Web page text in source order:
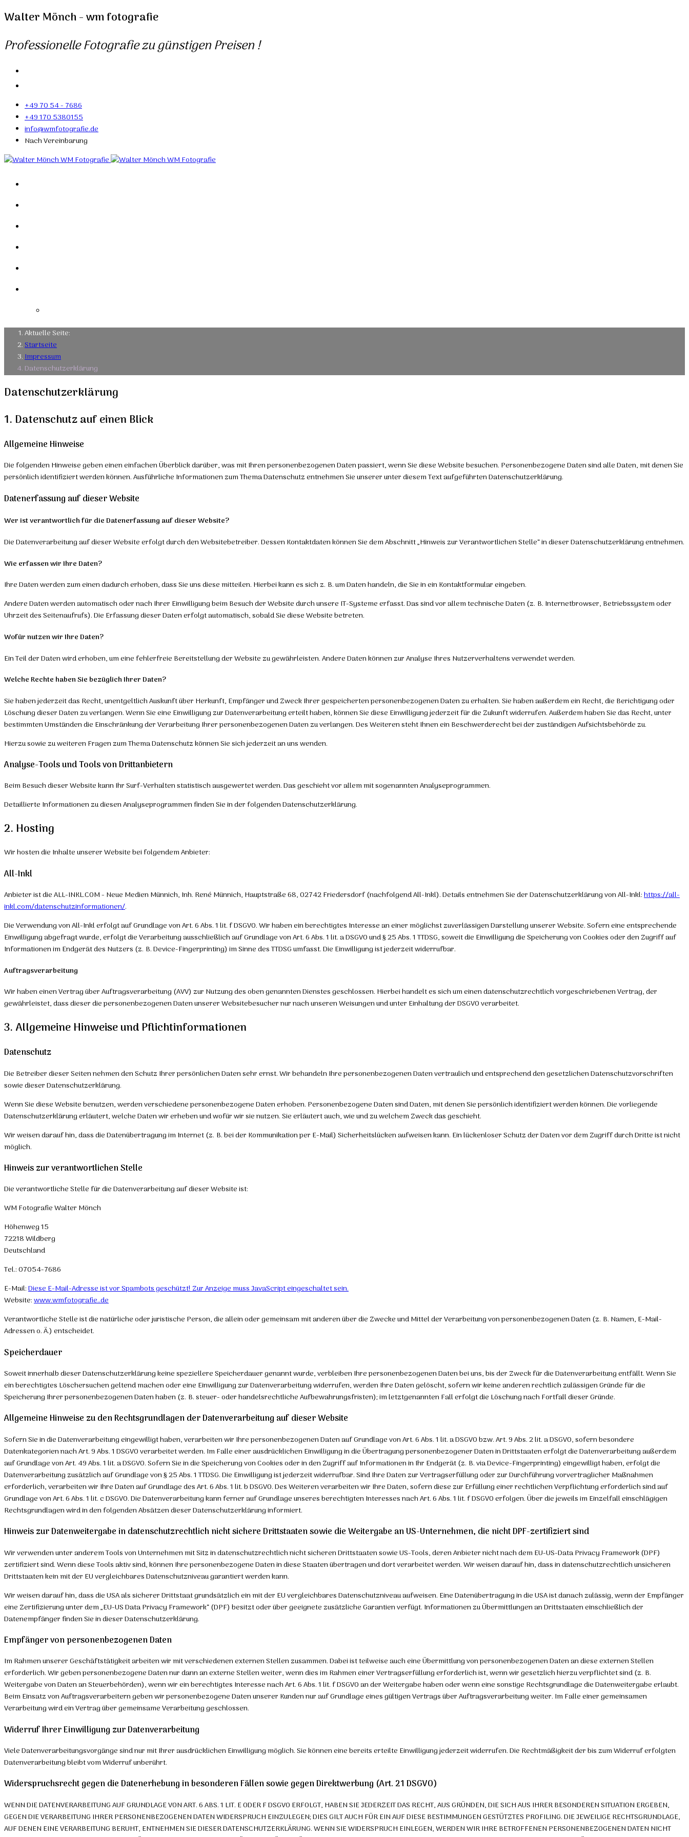
Walter Mönch - wm fotografie
Professionelle Fotografie zu günstigen Preisen !
+49 70 54 - 7686
+49 170 5380155
info@wmfotografie.de
Nach Vereinbarung
Aktuelle Seite:
Startseite
Impressum
Datenschutzerklärung
Datenschutz­erklärung
1. Datenschutz auf einen Blick
Allgemeine Hinweise
Die folgenden Hinweise geben einen einfachen Überblick darüber, was mit Ihren personenbezogenen Daten passiert, wenn Sie diese Website besuchen. Personenbezogene Daten sind alle Daten, mit denen Sie
persönlich identifiziert werden können. Ausführliche Informationen zum Thema Datenschutz entnehmen Sie unserer unter diesem Text aufgeführten Datenschutzerklärung.
Datenerfassung auf dieser Website
Wer ist verantwortlich für die Datenerfassung auf dieser Website?
Die Datenverarbeitung auf dieser Website erfolgt durch den Websitebetreiber. Dessen Kontaktdaten können Sie dem Abschnitt „Hinweis zur Verantwortlichen Stelle“ in dieser Datenschutzerklärung entnehmen.
Wie erfassen wir Ihre Daten?
Ihre Daten werden zum einen dadurch erhoben, dass Sie uns diese mitteilen. Hierbei kann es sich z. B. um Daten handeln, die Sie in ein Kontaktformular eingeben.
Andere Daten werden automatisch oder nach Ihrer Einwilligung beim Besuch der Website durch unsere IT-Systeme erfasst. Das sind vor allem technische Daten (z. B. Internetbrowser, Betriebssystem oder
Uhrzeit des Seitenaufrufs). Die Erfassung dieser Daten erfolgt automatisch, sobald Sie diese Website betreten.
Wofür nutzen wir Ihre Daten?
Ein Teil der Daten wird erhoben, um eine fehlerfreie Bereitstellung der Website zu gewährleisten. Andere Daten können zur Analyse Ihres Nutzerverhaltens verwendet werden.
Welche Rechte haben Sie bezüglich Ihrer Daten?
Sie haben jederzeit das Recht, unentgeltlich Auskunft über Herkunft, Empfänger und Zweck Ihrer gespeicherten personenbezogenen Daten zu erhalten. Sie haben außerdem ein Recht, die Berichtigung oder
Löschung dieser Daten zu verlangen. Wenn Sie eine Einwilligung zur Datenverarbeitung erteilt haben, können Sie diese Einwilligung jederzeit für die Zukunft widerrufen. Außerdem haben Sie das Recht, unter
bestimmten Umständen die Einschränkung der Verarbeitung Ihrer personenbezogenen Daten zu verlangen. Des Weiteren steht Ihnen ein Beschwerderecht bei der zuständigen Aufsichtsbehörde zu.
Hierzu sowie zu weiteren Fragen zum Thema Datenschutz können Sie sich jederzeit an uns wenden.
Analyse-Tools und Tools von Dritt­anbietern
Beim Besuch dieser Website kann Ihr Surf-Verhalten statistisch ausgewertet werden. Das geschieht vor allem mit sogenannten Analyseprogrammen.
Detaillierte Informationen zu diesen Analyseprogrammen finden Sie in der folgenden Datenschutzerklärung.
2. Hosting
Wir hosten die Inhalte unserer Website bei folgendem Anbieter:
All-Inkl
Anbieter ist die ALL-INKL.COM - Neue Medien Münnich, Inh. René Münnich, Hauptstraße 68, 02742 Friedersdorf (nachfolgend All-Inkl). Details entnehmen Sie der Datenschutzerklärung von All-Inkl:https://all-
inkl.com/datenschutzinformationen/.
Die Verwendung von All-Inkl erfolgt auf Grundlage von Art. 6 Abs. 1 lit. f DSGVO. Wir haben ein berechtigtes Interesse an einer möglichst zuverlässigen Darstellung unserer Website. Sofern eine entsprechende
Einwilligung abgefragt wurde, erfolgt die Verarbeitung ausschließlich auf Grundlage von Art. 6 Abs. 1 lit. a DSGVO und § 25 Abs. 1 TTDSG, soweit die Einwilligung die Speicherung von Cookies oder den Zugriff auf
Informationen im Endgerät des Nutzers (z. B. Device-Fingerprinting) im Sinne des TTDSG umfasst. Die Einwilligung ist jederzeit widerrufbar.
Auftragsverarbeitung
Wir haben einen Vertrag über Auftragsverarbeitung (AVV) zur Nutzung des oben genannten Dienstes geschlossen. Hierbei handelt es sich um einen datenschutzrechtlich vorgeschriebenen Vertrag, der
gewährleistet, dass dieser die personenbezogenen Daten unserer Websitebesucher nur nach unseren Weisungen und unter Einhaltung der DSGVO verarbeitet.
3. Allgemeine Hinweise und Pflicht­informationen
Datenschutz
Die Betreiber dieser Seiten nehmen den Schutz Ihrer persönlichen Daten sehr ernst. Wir behandeln Ihre personenbezogenen Daten vertraulich und entsprechend den gesetzlichen Datenschutzvorschriften
sowie dieser Datenschutzerklärung.
Wenn Sie diese Website benutzen, werden verschiedene personenbezogene Daten erhoben. Personenbezogene Daten sind Daten, mit denen Sie persönlich identifiziert werden können. Die vorliegende
Datenschutzerklärung erläutert, welche Daten wir erheben und wofür wir sie nutzen. Sie erläutert auch, wie und zu welchem Zweck das geschieht.
Wir weisen darauf hin, dass die Datenübertragung im Internet (z. B. bei der Kommunikation per E-Mail) Sicherheitslücken aufweisen kann. Ein lückenloser Schutz der Daten vor dem Zugriff durch Dritte ist nicht
möglich.
Hinweis zur verantwortlichen Stelle
Die verantwortliche Stelle für die Datenverarbeitung auf dieser Website ist:
WM Fotografie Walter Mönch
Höhenweg 15
72218 Wildberg
Deutschland
Tel.: 07054-7686
E-Mail:Diese E-Mail-Adresse ist vor Spambots geschützt! Zur Anzeige muss JavaScript eingeschaltet sein.
Website:www.wmfotografie..de
Verantwortliche Stelle ist die natürliche oder juristische Person, die allein oder gemeinsam mit anderen über die Zwecke und Mittel der Verarbeitung von personenbezogenen Daten (z. B. Namen, E-Mail-
Adressen o. Ä.) entscheidet.
Speicherdauer
Soweit innerhalb dieser Datenschutzerklärung keine speziellere Speicherdauer genannt wurde, verbleiben Ihre personenbezogenen Daten bei uns, bis der Zweck für die Datenverarbeitung entfällt. Wenn Sie
ein berechtigtes Löschersuchen geltend machen oder eine Einwilligung zur Datenverarbeitung widerrufen, werden Ihre Daten gelöscht, sofern wir keine anderen rechtlich zulässigen Gründe für die
Speicherung Ihrer personenbezogenen Daten haben (z. B. steuer- oder handelsrechtliche Aufbewahrungsfristen); im letztgenannten Fall erfolgt die Löschung nach Fortfall dieser Gründe.
Allgemeine Hinweise zu den Rechtsgrundlagen der Datenverarbeitung auf dieser Website
Sofern Sie in die Datenverarbeitung eingewilligt haben, verarbeiten wir Ihre personenbezogenen Daten auf Grundlage von Art. 6 Abs. 1 lit. a DSGVO bzw. Art. 9 Abs. 2 lit. a DSGVO, sofern besondere
Datenkategorien nach Art. 9 Abs. 1 DSGVO verarbeitet werden. Im Falle einer ausdrücklichen Einwilligung in die Übertragung personenbezogener Daten in Drittstaaten erfolgt die Datenverarbeitung außerdem
auf Grundlage von Art. 49 Abs. 1 lit. a DSGVO. Sofern Sie in die Speicherung von Cookies oder in den Zugriff auf Informationen in Ihr Endgerät (z. B. via Device-Fingerprinting) eingewilligt haben, erfolgt die
Datenverarbeitung zusätzlich auf Grundlage von § 25 Abs. 1 TTDSG. Die Einwilligung ist jederzeit widerrufbar. Sind Ihre Daten zur Vertragserfüllung oder zur Durchführung vorvertraglicher Maßnahmen
erforderlich, verarbeiten wir Ihre Daten auf Grundlage des Art. 6 Abs. 1 lit. b DSGVO. Des Weiteren verarbeiten wir Ihre Daten, sofern diese zur Erfüllung einer rechtlichen Verpflichtung erforderlich sind auf
Grundlage von Art. 6 Abs. 1 lit. c DSGVO. Die Datenverarbeitung kann ferner auf Grundlage unseres berechtigten Interesses nach Art. 6 Abs. 1 lit. f DSGVO erfolgen. Über die jeweils im Einzelfall einschlägigen
Rechtsgrundlagen wird in den folgenden Absätzen dieser Datenschutzerklärung informiert.
Hinweis zur Datenweitergabe in datenschutzrechtlich nicht sichere Drittstaaten sowie die Weitergabe an US-Unternehmen, die nicht DPF-zertifiziert sind
Wir verwenden unter anderem Tools von Unternehmen mit Sitz in datenschutzrechtlich nicht sicheren Drittstaaten sowie US-Tools, deren Anbieter nicht nach dem EU-US-Data Privacy Framework (DPF)
zertifiziert sind. Wenn diese Tools aktiv sind, können Ihre personenbezogene Daten in diese Staaten übertragen und dort verarbeitet werden. Wir weisen darauf hin, dass in datenschutzrechtlich unsicheren
Drittstaaten kein mit der EU vergleichbares Datenschutzniveau garantiert werden kann.
Wir weisen darauf hin, dass die USA als sicherer Drittstaat grundsätzlich ein mit der EU vergleichbares Datenschutzniveau aufweisen. Eine Datenübertragung in die USA ist danach zulässig, wenn der Empfänger
eine Zertifizierung unter dem „EU-US Data Privacy Framework“ (DPF) besitzt oder über geeignete zusätzliche Garantien verfügt. Informationen zu Übermittlungen an Drittstaaten einschließlich der
Datenempfänger finden Sie in dieser Datenschutzerklärung.
Empfänger von personenbezogenen Daten
Im Rahmen unserer Geschäftstätigkeit arbeiten wir mit verschiedenen externen Stellen zusammen. Dabei ist teilweise auch eine Übermittlung von personenbezogenen Daten an diese externen Stellen
erforderlich. Wir geben personenbezogene Daten nur dann an externe Stellen weiter, wenn dies im Rahmen einer Vertragserfüllung erforderlich ist, wenn wir gesetzlich hierzu verpflichtet sind (z. B.
Weitergabe von Daten an Steuerbehörden), wenn wir ein berechtigtes Interesse nach Art. 6 Abs. 1 lit. f DSGVO an der Weitergabe haben oder wenn eine sonstige Rechtsgrundlage die Datenweitergabe erlaubt.
Beim Einsatz von Auftragsverarbeitern geben wir personenbezogene Daten unserer Kunden nur auf Grundlage eines gültigen Vertrags über Auftragsverarbeitung weiter. Im Falle einer gemeinsamen
Verarbeitung wird ein Vertrag über gemeinsame Verarbeitung geschlossen.
Widerruf Ihrer Einwilligung zur Datenverarbeitung
Viele Datenverarbeitungsvorgänge sind nur mit Ihrer ausdrücklichen Einwilligung möglich. Sie können eine bereits erteilte Einwilligung jederzeit widerrufen. Die Rechtmäßigkeit der bis zum Widerruf erfolgten
Datenverarbeitung bleibt vom Widerruf unberührt.
Widerspruchsrecht gegen die Datenerhebung in besonderen Fällen sowie gegen Direktwerbung (Art. 21 DSGVO)
WENN DIE DATENVERARBEITUNG AUF GRUNDLAGE VON ART. 6 ABS. 1 LIT. E ODER F DSGVO ERFOLGT, HABEN SIE JEDERZEIT DAS RECHT, AUS GRÜNDEN, DIE SICH AUS IHRER BESONDEREN SITUATION ERGEBEN,
GEGEN DIE VERARBEITUNG IHRER PERSONENBEZOGENEN DATEN WIDERSPRUCH EINZULEGEN; DIES GILT AUCH FÜR EIN AUF DIESE BESTIMMUNGEN GESTÜTZTES PROFILING. DIE JEWEILIGE RECHTSGRUNDLAGE,
AUF DENEN EINE VERARBEITUNG BERUHT, ENTNEHMEN SIE DIESER DATENSCHUTZERKLÄRUNG. WENN SIE WIDERSPRUCH EINLEGEN, WERDEN WIR IHRE BETROFFENEN PERSONENBEZOGENEN DATEN NICHT